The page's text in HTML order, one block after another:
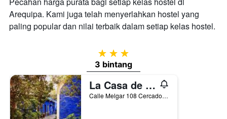
Arequipa. Kami juga telah menyerlahkan hostel yang
paling popular dan nilai terbaik dalam setiap kelas hostel.
3 bintang
3 bintang
La Casa de Melgar
Calle Melgar 108 Cercado, Arequipa, Peru